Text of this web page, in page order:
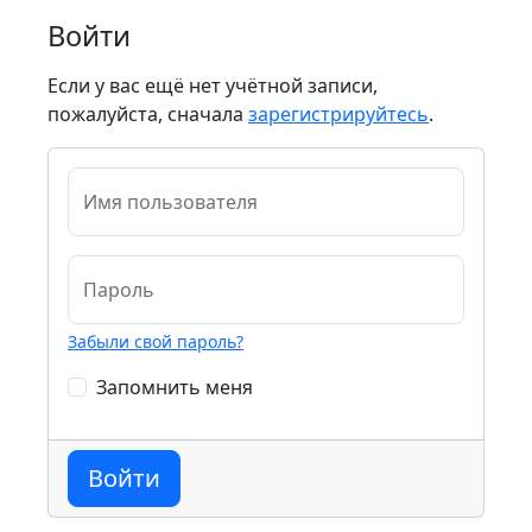
Войти
Если у вас ещё нет учётной записи,
пожалуйста, сначала зарегистрируйтесь.
Имя пользователя
Пароль
Забыли свой пароль?
Запомнить меня
Войти